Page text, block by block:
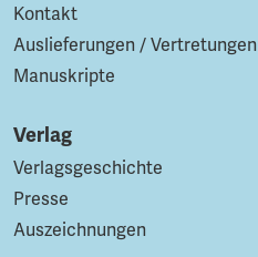
Kontakt
Auslieferungen / Vertretungen
Manuskripte
Verlag
Verlagsgeschichte
Presse
Auszeichnungen